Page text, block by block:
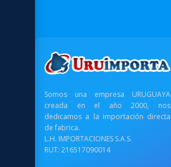
Somos una empresa URUGUAYA
creada en el año 2000, nos
dedicamos a la importación directa
de fabrica.
L.H. IMPORTACIONES S.A.S.
RUT: 216517090014